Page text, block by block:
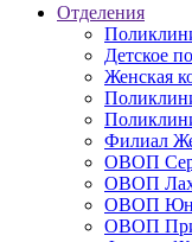
Отделения
Детское
Женская
Филиал
ОВОП
ОВОП
ОВОП
ОВОП